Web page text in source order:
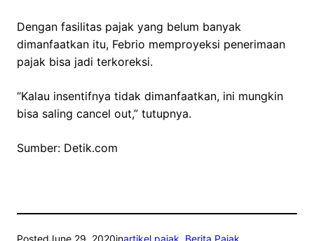
Dengan fasilitas pajak yang belum banyak
dimanfaatkan itu, Febrio memproyeksi penerimaan
pajak bisa jadi terkoreksi.
“Kalau insentifnya tidak dimanfaatkan, ini mungkin
bisa saling cancel out,” tutupnya.
Sumber: Detik.com
PostedJune 29, 2020inartikel pajak, Berita Pajak